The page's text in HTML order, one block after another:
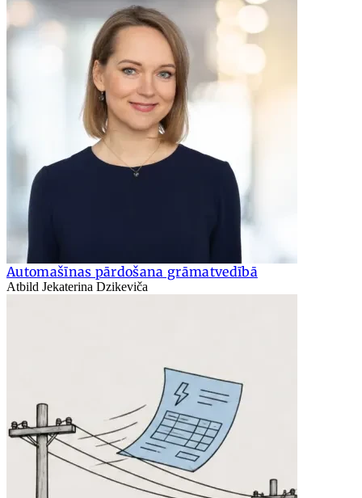
Automašīnas pārdošana grāmatvedībā
Atbild Jekaterina Dzikeviča